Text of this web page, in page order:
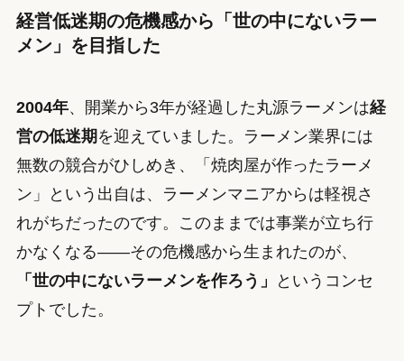
経営低迷期の危機感から「世の中にないラー
メン」を目指した
2004年、開業から3年が経過した丸源ラーメンは経
営の低迷期 を迎えていました。ラーメン業界には
無数の競合がひしめき、「焼肉屋が作ったラーメ
ン」という出自は、ラーメンマニアからは軽視さ
れがちだったのです。このままでは事業が立ち行
かなくなる——その危機感から生まれたのが、
「世の中にないラーメンを作ろう」
というコンセ
プトでした。